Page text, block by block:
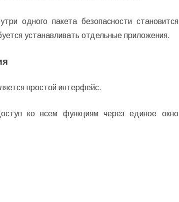
одного пакета безопасности становится
устанавливать отдельные приложения.
простой интерфейс.
ко всем функциям через единое окно